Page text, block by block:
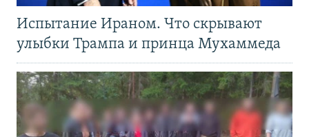
Испытание Ираном. Что скрывают
улыбки Трампа и принца Мухаммеда